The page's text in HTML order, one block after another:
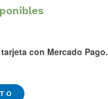
con Mercado Pago.